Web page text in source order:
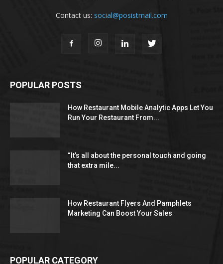
Contact us: social@posistmail.com
POPULAR POSTS
How Restaurant Mobile Analytic Apps Let You
Run Your Restaurant From...
“It’s all about the personal touch and going
that extra mile...
How Restaurant Flyers And Pamphlets
Marketing Can Boost Your Sales
POPULAR CATEGORY